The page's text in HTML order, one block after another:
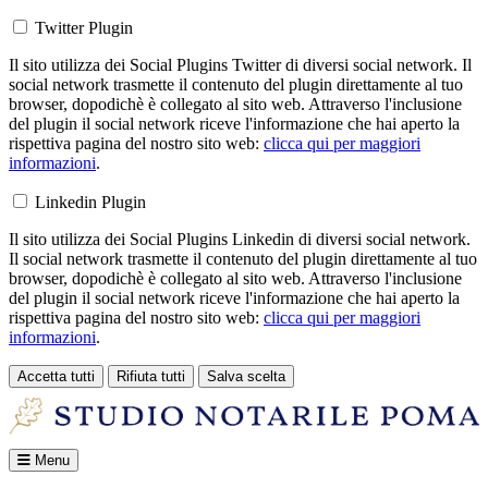
Twitter Plugin
Il sito utilizza dei Social Plugins Twitter di diversi social network. Il
social network trasmette il contenuto del plugin direttamente al tuo
browser, dopodichè è collegato al sito web. Attraverso l'inclusione
del plugin il social network riceve l'informazione che hai aperto la
rispettiva pagina del nostro sito web: clicca qui per maggiori
informazioni.
Linkedin Plugin
Il sito utilizza dei Social Plugins Linkedin di diversi social network.
Il social network trasmette il contenuto del plugin direttamente al tuo
browser, dopodichè è collegato al sito web. Attraverso l'inclusione
del plugin il social network riceve l'informazione che hai aperto la
rispettiva pagina del nostro sito web: clicca qui per maggiori
informazioni.
Accetta tutti Rifiuta tutti Salva scelta
Loading...
Menu